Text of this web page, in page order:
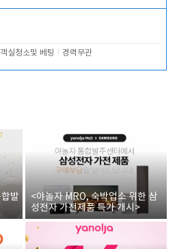
객실청소및 베팅 경력무관
발
<야놀자 MRO, 숙박업소 위한 삼
성전자 가전제품 특가 개시>